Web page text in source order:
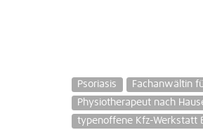
Psoriasis Fachanwältin
Physiotherapeut nach
typenoffene Kfz-Werkstatt